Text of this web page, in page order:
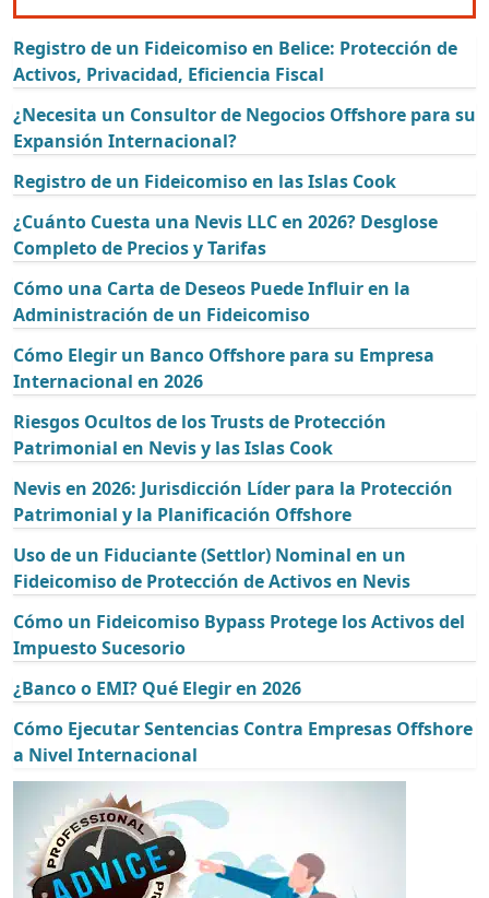
Registro de un Fideicomiso en Belice: Protección de
Activos, Privacidad, Eficiencia Fiscal
¿Necesita un Consultor de Negocios Offshore para su
Expansión Internacional?
Registro de un Fideicomiso en las Islas Cook
¿Cuánto Cuesta una Nevis LLC en 2026? Desglose
Completo de Precios y Tarifas
Cómo una Carta de Deseos Puede Influir en la
Administración de un Fideicomiso
Cómo Elegir un Banco Offshore para su Empresa
Internacional en 2026
Riesgos Ocultos de los Trusts de Protección
Patrimonial en Nevis y las Islas Cook
Nevis en 2026: Jurisdicción Líder para la Protección
Patrimonial y la Planificación Offshore
Uso de un Fiduciante (Settlor) Nominal en un
Fideicomiso de Protección de Activos en Nevis
Cómo un Fideicomiso Bypass Protege los Activos del
Impuesto Sucesorio
¿Banco o EMI? Qué Elegir en 2026
Cómo Ejecutar Sentencias Contra Empresas Offshore
a Nivel Internacional